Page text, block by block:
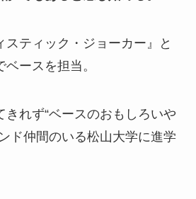
スティック・ジョーカー』と
ースを担当。
きれず“ベースのおもしろいや
ド仲間のいる松山大学に進学